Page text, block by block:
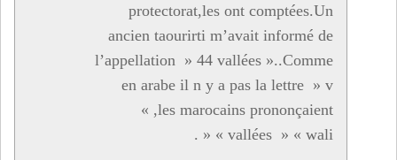
protectorat,les ont comptées.Un
ancien taourirti m’avait informé de
l’appellation » 44 vallées »..Comme
en arabe il n y a pas la lettre » v
« ,les marocains prononçaient
« vallées » « wali « .